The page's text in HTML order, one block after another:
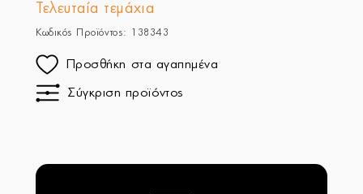
Τελευταία τεμάχια
Κωδικός Προϊόντος: 138343
Προσθήκη στα αγαπημένα
Σύγκριση προϊόντος